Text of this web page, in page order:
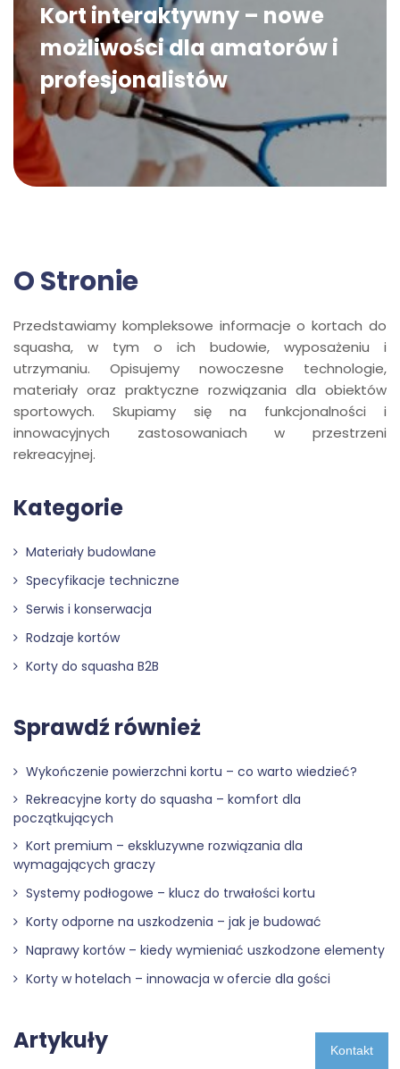
Kort interaktywny – nowe
możliwości dla amatorów i
profesjonalistów
O Stronie
Przedstawiamy kompleksowe informacje o kortach do
squasha, w tym o ich budowie, wyposażeniu i
utrzymaniu. Opisujemy nowoczesne technologie,
materiały oraz praktyczne rozwiązania dla obiektów
sportowych. Skupiamy się na funkcjonalności i
innowacyjnych zastosowaniach w przestrzeni
rekreacyjnej.
Kategorie
Materiały budowlane
Specyfikacje techniczne
Serwis i konserwacja
Rodzaje kortów
Korty do squasha B2B
Sprawdź również
Wykończenie powierzchni kortu – co warto wiedzieć?
Rekreacyjne korty do squasha – komfort dla
początkujących
Kort premium – ekskluzywne rozwiązania dla
wymagających graczy
Systemy podłogowe – klucz do trwałości kortu
Korty odporne na uszkodzenia – jak je budować
Naprawy kortów – kiedy wymieniać uszkodzone elementy
Korty w hotelach – innowacja w ofercie dla gości
Artykuły Kontakt